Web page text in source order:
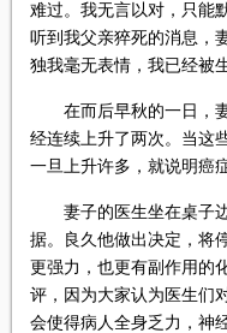
难过。我无言以对，只能
听到我父亲猝死的消息，
独我毫无表情，我已经被
在而后早秋的一日，妻
经连续上升了两次。当这
一旦上升许多，就说明癌
妻子的医生坐在桌子边
据。良久他做出决定，将
更强力，也更有副作用的
评，因为大家认为医生们
会使得病人全身乏力，神